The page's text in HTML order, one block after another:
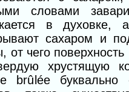
словами
в духовке,
сахаром и
от чего
хрустящую
brûlée буквально